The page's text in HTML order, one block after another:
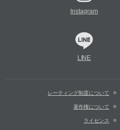
Instagram
LINE
レーティング制度について
著作権について
ライセンス